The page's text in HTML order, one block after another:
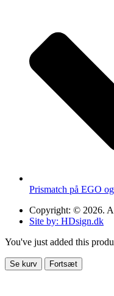
Prismatch på EGO
Copyright: © 2026.
Site by: HDsign.dk
You've just added this
Se kurv Fortsæt